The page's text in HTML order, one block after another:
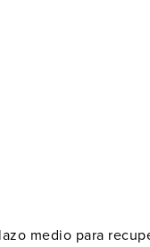
medio para